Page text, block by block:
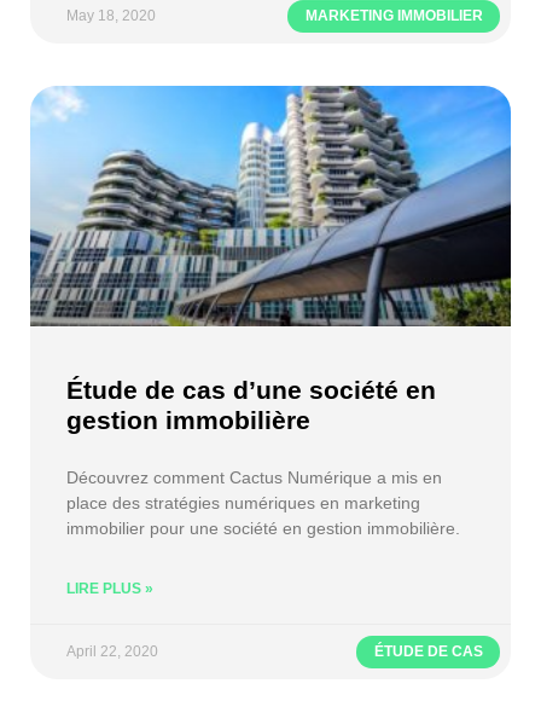
MARKETING IMMOBILIER
May 18, 2020
ÉTUDE DE CAS
Étude de cas d’une société en
gestion immobilière
Découvrez comment Cactus Numérique a mis en
place des stratégies numériques en marketing
immobilier pour une société en gestion immobilière.
LIRE PLUS »
April 22, 2020